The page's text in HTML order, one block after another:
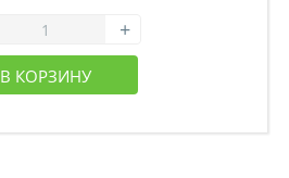
+
В КОРЗИНУ